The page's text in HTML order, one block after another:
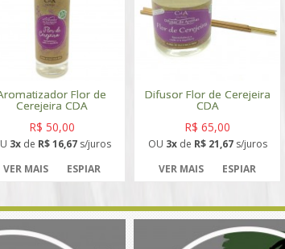
Flor de
Cerejeira CDA
R$ 50,00
3x de R$ 16,67 s/juros
VER MAIS
ESPIAR
Difusor Flor de Cerejeira
CDA
R$ 65,00
OU 3xde R$ 21,67s/juros
VER MAIS
ESPIAR